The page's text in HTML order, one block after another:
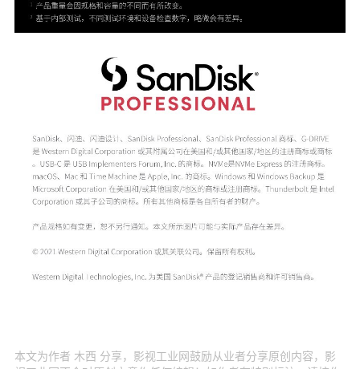
本文为作者 木西 分享，影视工业网鼓励从业者分享原创内容，影